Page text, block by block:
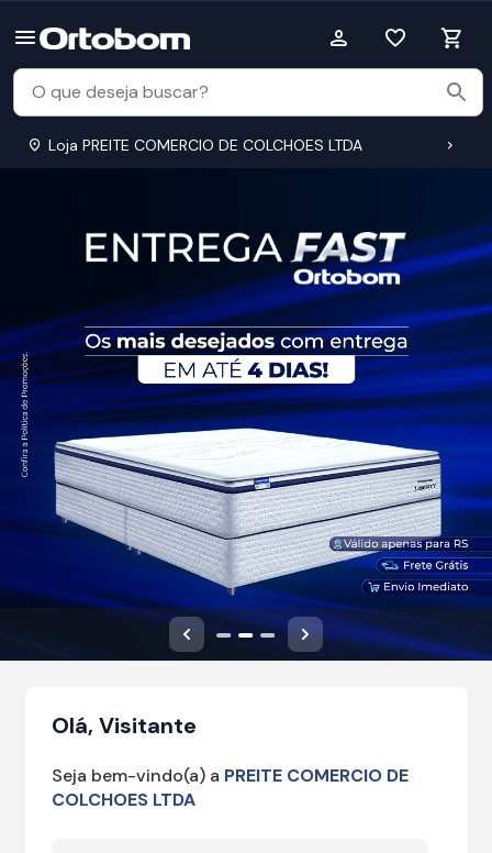
Loja PREITE COMERCIO DE COLCHOES LTDA
Anterior Próximo
Olá, Visitante
Seja bem-vindo(a) a PREITE COMERCIO DE
COLCHOES LTDA